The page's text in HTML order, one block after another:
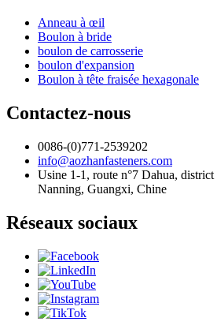
Anneau à œil
Boulon à bride
boulon de carrosserie
boulon d'expansion
Boulon à tête fraisée hexagonale
Contactez-nous
0086-(0)771-2539202
info@aozhanfasteners.com
Usine 1-1, route n°7 Dahua,
Nanning, Guangxi, Chine
Réseaux sociaux